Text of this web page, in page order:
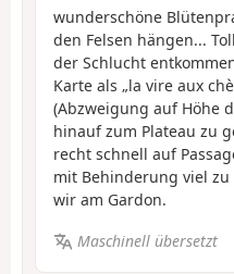
wunderschöne
den Felsen hängen...
der Schlucht
Karte als „la vire aux
(Abzweigung auf Höhe
hinauf zum Plateau zu
recht schnell auf
mit Behinderung viel
wir am Gardon.
Maschinell übersetzt